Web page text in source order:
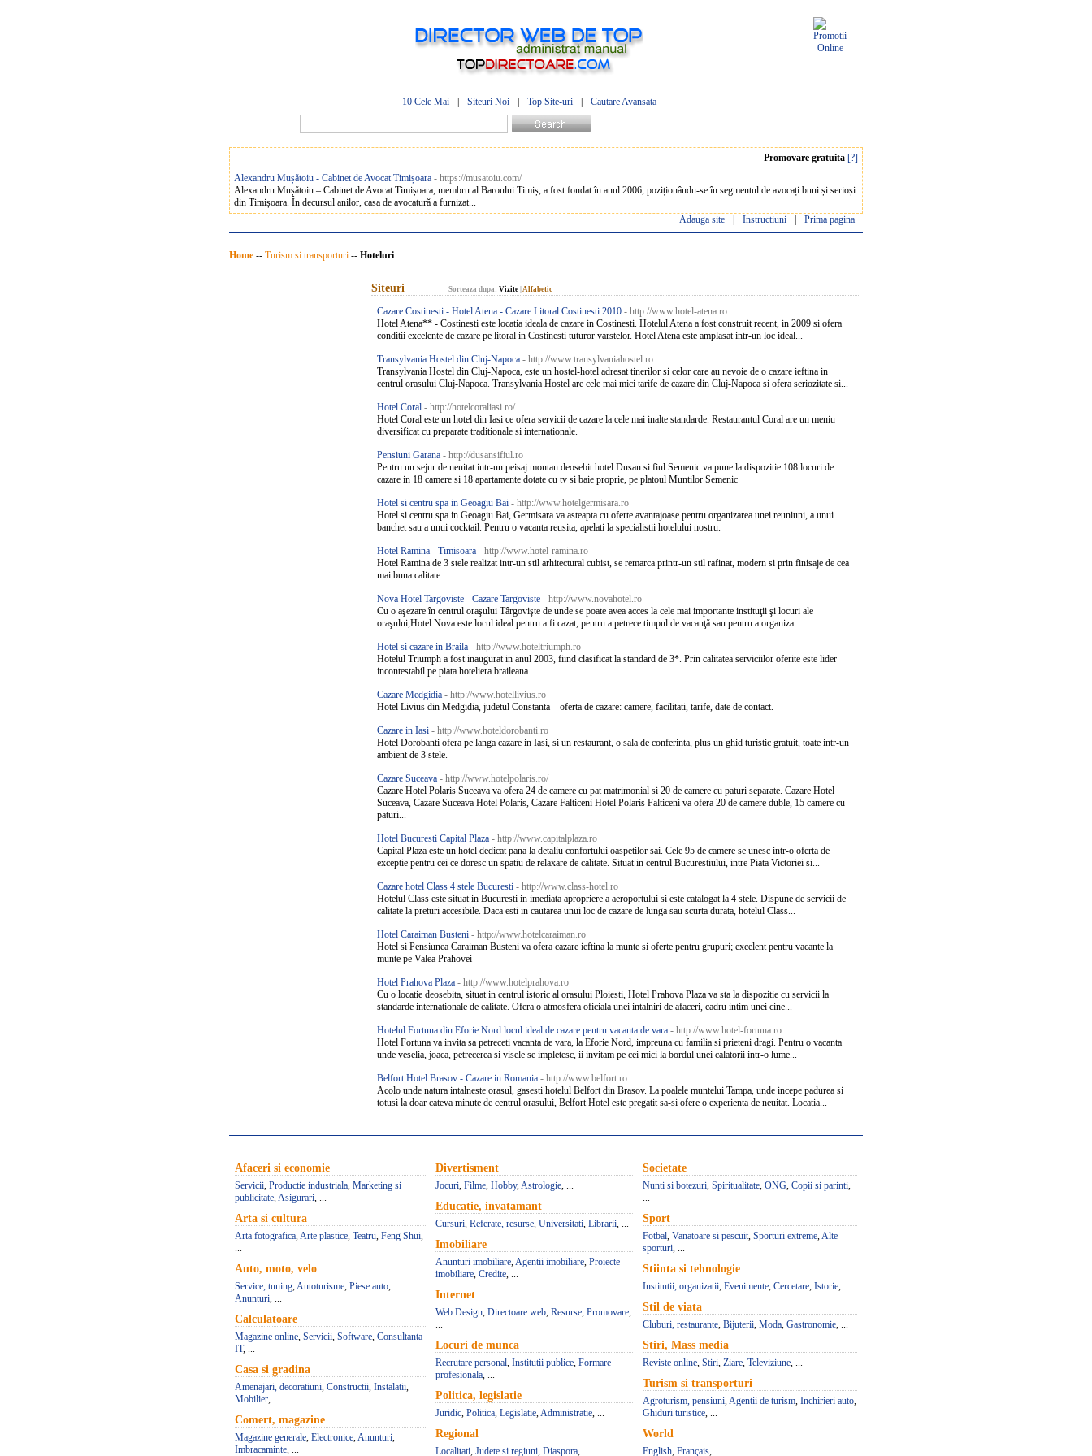
10 Cele Mai Siteuri Noi Top Site-uri Cautare Avansata
Promovare gratuita [?]
Alexandru Mușătoiu - Cabinet de Avocat Timișoara - https://musatoiu.com/
Alexandru Mușătoiu – Cabinet de Avocat Timișoara, membru al Baroului Timiș, a fost fondat în anul 2006, poziționându-se în segmentul de avocați buni și serioși
din Timișoara. În decursul anilor, casa de avocatură a furnizat...
Adauga site
Instructiuni Prima pagina
Home -- Turism si transporturi -- Hoteluri
Siteuri Sorteaza dupa: Vizite Alfabetic
Cazare Costinesti - Hotel Atena - Cazare Litoral Costinesti 2010 - http://www.hotel-atena.ro
Hotel Atena** - Costinesti este locatia ideala de cazare in Costinesti. Hotelul Atena a fost construit recent, in 2009 si ofera
conditii excelente de cazare pe litoral in Costinesti tuturor varstelor. Hotel Atena este amplasat intr-un loc ideal...
Transylvania Hostel din Cluj-Napoca - http://www.transylvaniahostel.ro
Transylvania Hostel din Cluj-Napoca, este un hostel-hotel adresat tinerilor si celor care au nevoie de o cazare ieftina in
centrul orasului Cluj-Napoca. Transylvania Hostel are cele mai mici tarife de cazare din Cluj-Napoca si ofera seriozitate si...
Hotel Coral - http://hotelcoraliasi.ro/
Hotel Coral este un hotel din Iasi ce ofera servicii de cazare la cele mai inalte standarde. Restaurantul Coral are un meniu
diversificat cu preparate traditionale si internationale.
Pensiuni Garana - http://dusansifiul.ro
Pentru un sejur de neuitat intr-un peisaj montan deosebit hotel Dusan si fiul Semenic va pune la dispozitie 108 locuri de
cazare in 18 camere si 18 apartamente dotate cu tv si baie proprie, pe platoul Muntilor Semenic
Hotel si centru spa in Geoagiu Bai - http://www.hotelgermisara.ro
Hotel si centru spa in Geoagiu Bai, Germisara va asteapta cu oferte avantajoase pentru organizarea unei reuniuni, a unui
banchet sau a unui cocktail. Pentru o vacanta reusita, apelati la specialistii hotelului nostru.
Hotel Ramina - Timisoara - http://www.hotel-ramina.ro
Hotel Ramina de 3 stele realizat intr-un stil arhitectural cubist, se remarca printr-un stil rafinat, modern si prin finisaje de cea
mai buna calitate.
Nova Hotel Targoviste - Cazare Targoviste - http://www.novahotel.ro
Cu o aşezare în centrul oraşului Târgovişte de unde se poate avea acces la cele mai importante instituţii şi locuri ale
oraşului,Hotel Nova este locul ideal pentru a fi cazat, pentru a petrece timpul de vacanţă sau pentru a organiza...
Hotel si cazare in Braila - http://www.hoteltriumph.ro
Hotelul Triumph a fost inaugurat in anul 2003, fiind clasificat la standard de 3*. Prin calitatea serviciilor oferite este lider
incontestabil pe piata hoteliera braileana.
Cazare Medgidia - http://www.hotellivius.ro
Hotel Livius din Medgidia, judetul Constanta – oferta de cazare: camere, facilitati, tarife, date de contact.
Cazare in Iasi - http://www.hoteldorobanti.ro
Hotel Dorobanti ofera pe langa cazare in Iasi, si un restaurant, o sala de conferinta, plus un ghid turistic gratuit, toate intr-un
ambient de 3 stele.
Cazare Suceava - http://www.hotelpolaris.ro/
Cazare Hotel Polaris Suceava va ofera 24 de camere cu pat matrimonial si 20 de camere cu paturi separate. Cazare Hotel
Suceava, Cazare Suceava Hotel Polaris, Cazare Falticeni Hotel Polaris Falticeni va ofera 20 de camere duble, 15 camere cu
paturi...
Hotel Bucuresti Capital Plaza - http://www.capitalplaza.ro
Capital Plaza este un hotel dedicat pana la detaliu confortului oaspetilor sai. Cele 95 de camere se unesc intr-o oferta de
exceptie pentru cei ce doresc un spatiu de relaxare de calitate. Situat in centrul Bucurestiului, intre Piata Victoriei si...
Cazare hotel Class 4 stele Bucuresti - http://www.class-hotel.ro
Hotelul Class este situat in Bucuresti in imediata apropriere a aeroportului si este catalogat la 4 stele. Dispune de servicii de
calitate la preturi accesibile. Daca esti in cautarea unui loc de cazare de lunga sau scurta durata, hotelul Class...
Hotel Caraiman Busteni - http://www.hotelcaraiman.ro
Hotel si Pensiunea Caraiman Busteni va ofera cazare ieftina la munte si oferte pentru grupuri; excelent pentru vacante la
munte pe Valea Prahovei
Hotel Prahova Plaza - http://www.hotelprahova.ro
Cu o locatie deosebita, situat in centrul istoric al orasului Ploiesti, Hotel Prahova Plaza va sta la dispozitie cu servicii la
standarde internationale de calitate. Ofera o atmosfera oficiala unei intalniri de afaceri, cadru intim unei cine...
Hotelul Fortuna din Eforie Nord locul ideal de cazare pentru vacanta de vara - http://www.hotel-fortuna.ro
Hotel Fortuna va invita sa petreceti vacanta de vara, la Eforie Nord, impreuna cu familia si prieteni dragi. Pentru o vacanta
unde veselia, joaca, petrecerea si visele se impletesc, ii invitam pe cei mici la bordul unei calatorii intr-o lume...
Belfort Hotel Brasov - Cazare in Romania - http://www.belfort.ro
Acolo unde natura intalneste orasul, gasesti hotelul Belfort din Brasov. La poalele muntelui Tampa, unde incepe padurea si
totusi la doar cateva minute de centrul orasului, Belfort Hotel este pregatit sa-si ofere o experienta de neuitat. Locatia...
Afaceri si economie
Servicii, Productie industriala, Marketing si
publicitate,Asigurari, ...
Arta si cultura
Arta fotografica,Arte plastice, Teatru, Feng Shui,
...
Auto, moto, velo
Service, tuning,Autoturisme, Piese auto,
Anunturi, ...
Calculatoare
Magazine online, Servicii, Software, Consultanta
IT, ...
Casa si gradina
Amenajari, decoratiuni, Constructii, Instalatii,
Mobilier, ...
Comert, magazine
Magazine generale, Electronice,Anunturi,
Imbracaminte, ...
Divertisment
Jocuri, Filme, Hobby,Astrologie, ...
Educatie, invatamant
Cursuri, Referate, resurse, Universitati, Librarii, ...
Imobiliare
Anunturi imobiliare,Agentii imobiliare, Proiecte
imobiliare, Credite, ...
Internet
Web Design, Directoare web, Resurse, Promovare,
...
Locuri de munca
Recrutare personal, Institutii publice, Formare
profesionala, ...
Politica, legislatie
Juridic, Politica, Legislatie,Administratie, ...
Regional
Localitati, Judete si regiuni, Diaspora, ...
Societate
Nunti si botezuri, Spiritualitate, ONG, Copii si parinti,
...
Sport
Fotbal, Vanatoare si pescuit, Sporturi extreme,Alte
sporturi, ...
Stiinta si tehnologie
Institutii, organizatii, Evenimente, Cercetare, Istorie, ...
Stil de viata
Cluburi, restaurante, Bijuterii, Moda, Gastronomie, ...
Stiri, Mass media
Reviste online, Stiri, Ziare, Televiziune, ...
Turism si transporturi
Agroturism, pensiuni,Agentii de turism, Inchirieri auto,
Ghiduri turistice, ...
World
English, Français, ...